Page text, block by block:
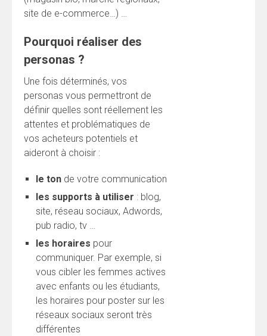
site de e-commerce…) …
Pourquoi réaliser des
personas ?
Une fois déterminés, vos
personas vous permettront de
définir quelles sont réellement les
attentes et problématiques de
vos acheteurs potentiels et
aideront à choisir :
le ton de votre communication
les supports à utiliser : blog,
site, réseau sociaux, Adwords,
pub radio, tv …
les horaires pour
communiquer. Par exemple, si
vous cibler les femmes actives
avec enfants ou les étudiants,
les horaires pour poster sur les
réseaux sociaux seront très
différentes